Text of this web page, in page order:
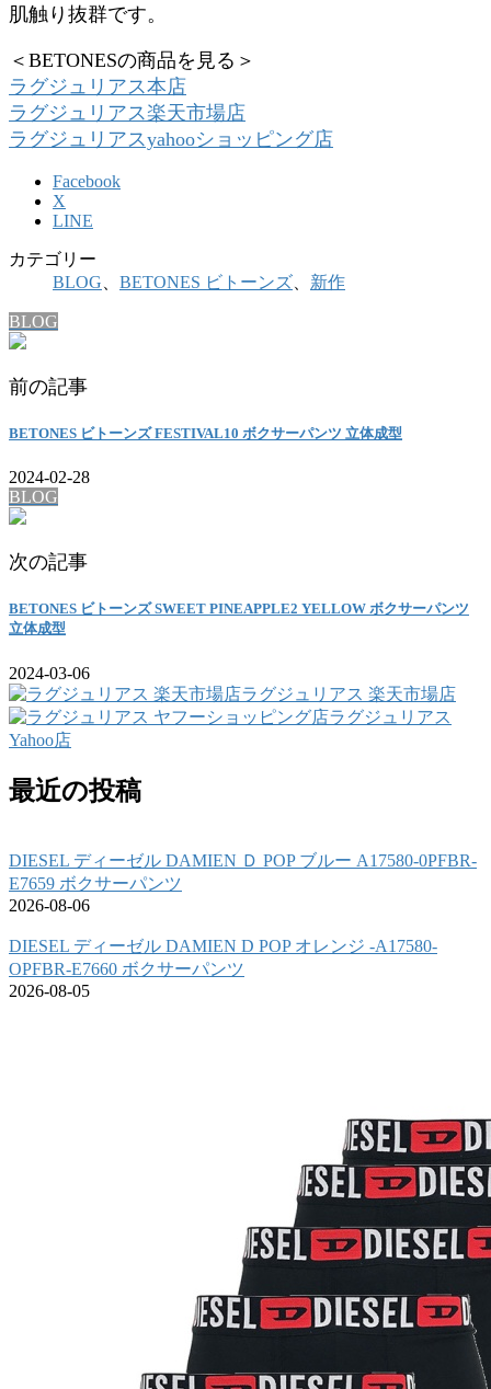
肌触り抜群です。
＜BETONESの商品を見る＞
ラグジュリアス本店
ラグジュリアス楽天市場店
ラグジュリアスyahooショッピング店
Facebook
X
LINE
カテゴリー
BLOG
BETONES ビトーンズ 新作
BLOG
前の記事
BETONES ビトーンズ FESTIVAL10 ボクサーパンツ 立体成型
2024-02-28
BLOG
次の記事
BETONES ビトーンズ SWEET PINEAPPLE2 YELLOW ボクサーパンツ
立体成型
2024-03-06
ラグジュリアス 楽天市場店
ラグジュリアス
Yahoo店
最近の投稿
DIESEL ディーゼル DAMIEN Ｄ POP ブルー A17580-0PFBR-
E7659 ボクサーパンツ
2026-08-06
DIESEL ディーゼル DAMIEN D POP オレンジ -A17580-
OPFBR-E7660 ボクサーパンツ
2026-08-05